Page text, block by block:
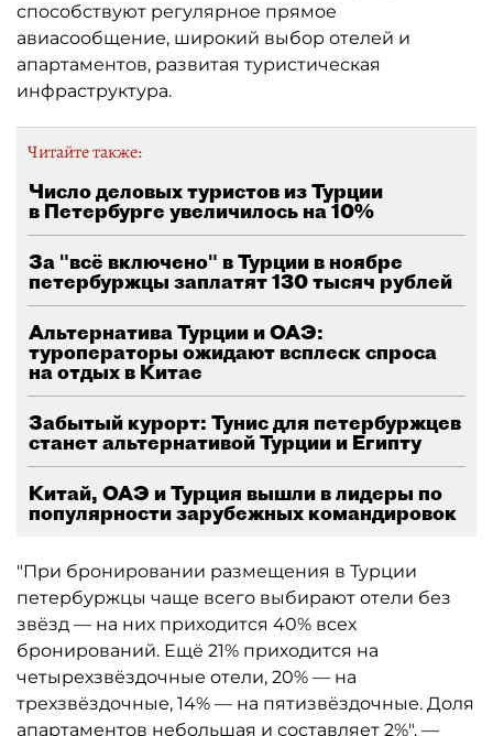
способствуют регулярное прямое
авиасообщение, широкий выбор отелей и
апартаментов, развитая туристическая
инфраструктура.
Читайте также:
Число деловых туристов из Турции
в Петербурге увеличилось на 10%
За "всё включено" в Турции в ноябре
петербуржцы заплатят 130 тысяч рублей
Альтернатива Турции и ОАЭ:
туроператоры ожидают всплеск спроса
на отдых в Китае
Забытый курорт: Тунис для петербуржцев
станет альтернативой Турции и Египту
Китай, ОАЭ и Турция вышли в лидеры по
популярности зарубежных командировок
"При бронировании размещения в Турции
петербуржцы чаще всего выбирают отели без
звёзд — на них приходится 40% всех
бронирований. Ещё 21% приходится на
четырехзвёздочные отели, 20% — на
трехзвёздочные, 14% — на пятизвёздочные. Доля
апартаментов небольшая и составляет 2%", —